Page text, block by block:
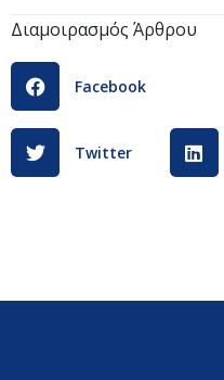
Διαμοιρασμός Άρθρου
Facebook
Twitter